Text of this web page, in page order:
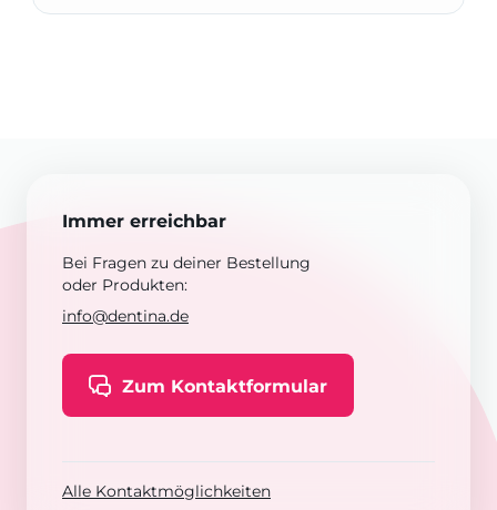
Immer erreichbar
Bei Fragen zu deiner Bestellung
oder Produkten:
info@dentina.de
Zum Kontaktformular
Alle Kontaktmöglichkeiten